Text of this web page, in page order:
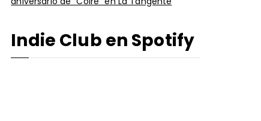
Indie Club en Spotify